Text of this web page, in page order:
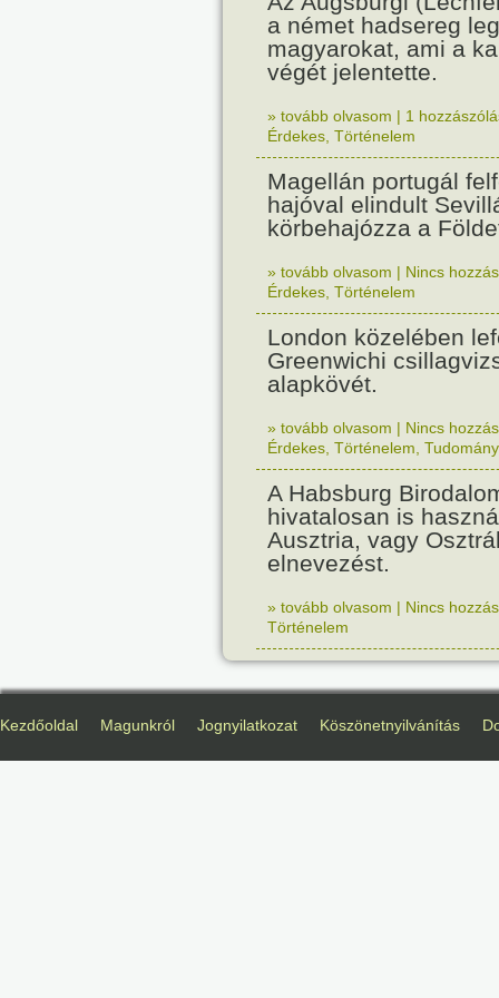
a német hadsereg
magyarokat, ami a
végét jelentette.
» tovább olvasom | 1
Érdekes Történelem
Magellán portugál
hajóval elindult
körbehajózza a
» tovább olvasom | Nincs
Érdekes Történelem
London közelében
Greenwichi
alapkövét.
» tovább olvasom | Nincs
Érdekes Történelem Tudomány
A Habsburg
hivatalosan is
Ausztria, vagy
elnevezést.
» tovább olvasom | Nincs
Történelem
Kezdőoldal Magunkról Jognyilatkozat Köszönetnyilvánítás